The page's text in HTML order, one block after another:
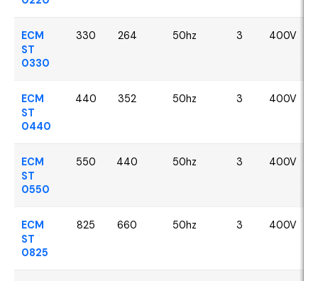
ECM
ST
0330
330 264 50hz 3 400V
ECM
ST
0440
440 352 50hz 3 400V
ECM
ST
0550
550 440 50hz 3 400V
ECM
ST
0825
825 660 50hz 3 400V